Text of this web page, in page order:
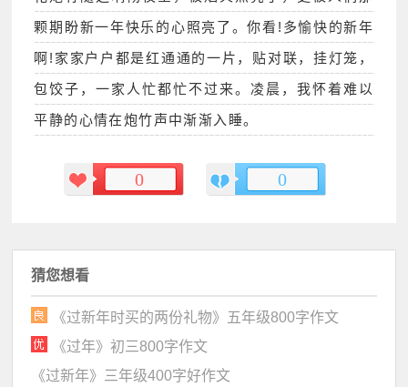
颗期盼新一年快乐的心照亮了。你看!多愉快的新年
啊!家家户户都是红通通的一片，贴对联，挂灯笼，
包饺子，一家人忙都忙不过来。凌晨，我怀着难以
平静的心情在炮竹声中渐渐入睡。
0 0
猜您想看
《过新年时买的两份礼物》五年级800字作文
《过年》初三800字作文
《过新年》三年级400字好作文